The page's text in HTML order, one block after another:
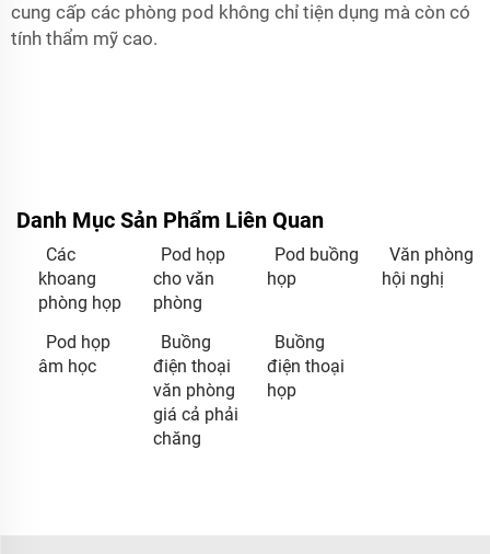
cung cấp các phòng pod không chỉ tiện dụng mà còn có
tính thẩm mỹ cao.
Danh Mục Sản Phẩm Liên Quan
Các
khoang
phòng họp
Pod họp
cho văn
phòng
Pod buồng
họp
Văn phòng
hội nghị
Pod họp
âm học
Buồng
điện thoại
văn phòng
giá cả phải
chăng
Buồng
điện thoại
họp